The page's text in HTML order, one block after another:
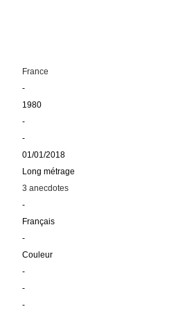
France
-
1980
-
-
01/01/2018
Long métrage
3 anecdotes
-
Français
-
Couleur
-
-
-